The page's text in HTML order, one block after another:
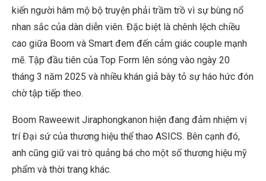
kiến người hâm mộ bộ truyện phải trầm trồ vì sự bùng nổ
nhan sắc của dàn diễn viên. Đặc biệt là chênh lệch chiều
cao giữa Boom và Smart đem đến cảm giác couple mạnh
mẽ. Tập đầu tiên của Top Form lên sóng vào ngày 20
tháng 3 năm 2025 và nhiều khán giả bày tỏ sự háo hức đón
chờ tập tiếp theo.
Boom Raweewit Jiraphongkanon hiện đang đảm nhiệm vị
trí Đại sứ của thương hiệu thể thao ASICS. Bên cạnh đó,
anh cũng giữ vai trò quảng bá cho một số thương hiệu mỹ
phẩm và thời trang khác.